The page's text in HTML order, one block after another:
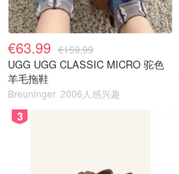
€63.99 €159.99
UGG UGG CLASSIC MICRO 驼色
羊毛拖鞋
Breuninger 2006人感兴趣
3